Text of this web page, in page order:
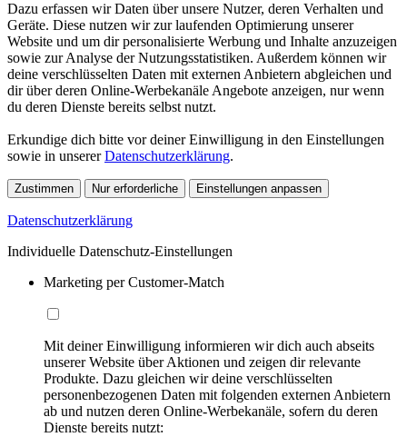
Dazu erfassen wir Daten über unsere Nutzer, deren Verhalten und
Geräte. Diese nutzen wir zur laufenden Optimierung unserer
Website und um dir personalisierte Werbung und Inhalte anzuzeigen
sowie zur Analyse der Nutzungsstatistiken. Außerdem können wir
deine verschlüsselten Daten mit externen Anbietern abgleichen und
dir über deren Online-Werbekanäle Angebote anzeigen, nur wenn
du deren Dienste bereits selbst nutzt.
Erkundige dich bitte vor deiner Einwilligung in den Einstellungen
sowie in unsererDatenschutzerklärung.
Zustimmen Nur erforderliche Einstellungen anpassen
Datenschutzerklärung
Individuelle Datenschutz-Einstellungen
Marketing per Customer-Match
Mit deiner Einwilligung informieren wir dich auch abseits
unserer Website über Aktionen und zeigen dir relevante
Produkte. Dazu gleichen wir deine verschlüsselten
personenbezogenen Daten mit folgenden externen Anbietern
ab und nutzen deren Online-Werbekanäle, sofern du deren
Dienste bereits nutzt: